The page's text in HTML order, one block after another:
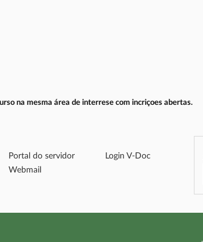
na mesma área de interrese com incriçoes abertas.
Portal do servidor
Webmail
Login V-Doc